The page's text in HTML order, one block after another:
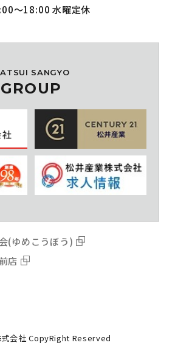
～18:00 水曜定休
SANGYO
GROUP
会社 CopyRight Reserved
(ゆめこうぼう)
店